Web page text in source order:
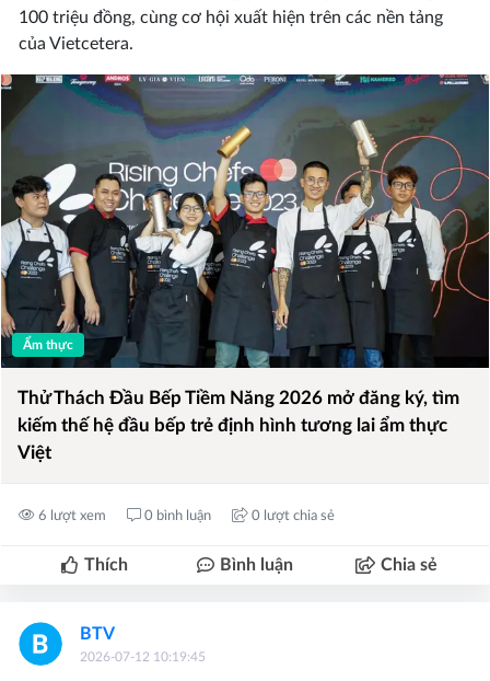
100 triệu đồng, cùng cơ hội xuất hiện trên các nền tảng
của Vietcetera.
Ẩm thực
Thử Thách Đầu Bếp Tiềm Năng 2026 mở đăng ký, tìm
kiếm thế hệ đầu bếp trẻ định hình tương lai ẩm thực
Việt
6 lượt xem 0 bình luận 0 lượt chia sẻ
Thích Bình luận Chia sẻ
BTV
2026-07-12 10:19:45